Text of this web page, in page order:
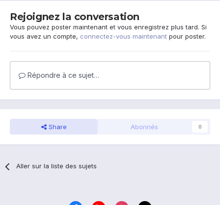
Rejoignez la conversation
Vous pouvez poster maintenant et vous enregistrez plus tard. Si
vous avez un compte, connectez-vous maintenant pour poster.
Répondre à ce sujet…
Share Abonnés 0
Aller sur la liste des sujets